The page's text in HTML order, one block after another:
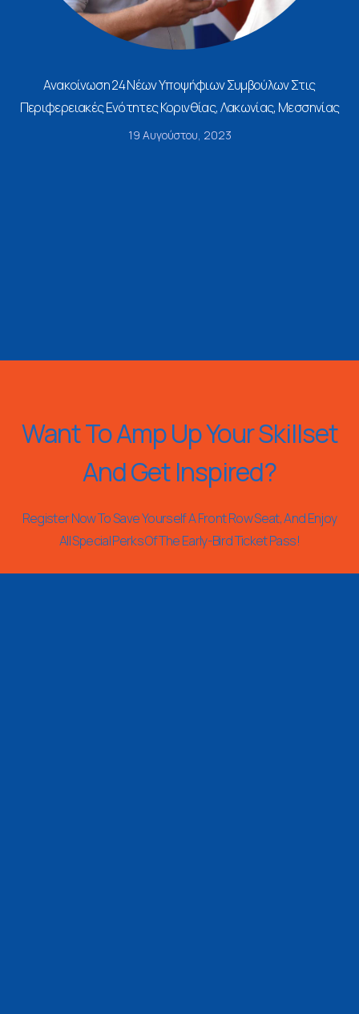
Ανακοίνωση 24 Νέων Υποψήφιων Συμβούλων Στις
Περιφερειακές Ενότητες Κορινθίας, Λακωνίας, Μεσσηνίας
19 Αυγούστου, 2023
Want To Amp Up Your Skillset
And Get Inspired?
Register Now To Save Yourself A Front Row Seat, And Enjoy
All Special Perks Of The Early-Bird Ticket Pass!